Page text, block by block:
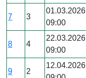
7 3
01.03.2026
09:00
8 4
22.03.2026
09:00
9 2
12.04.2026